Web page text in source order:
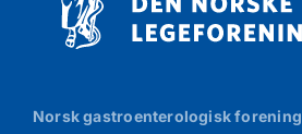
Norsk gastroenterologisk forening